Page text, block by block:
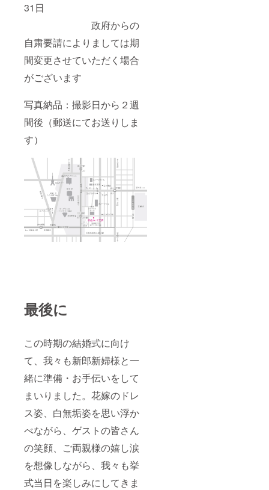
31日
政府からの
自粛要請によりましては期
間変更させていただく場合
がございます
写真納品：撮影日から２週
間後（郵送にてお送りしま
す）
最後に
この時期の結婚式に向け
て、我々も新郎新婦様と一
緒に準備・お手伝いをして
まいりました。花嫁のドレ
ス姿、白無垢姿を思い浮か
べながら、ゲストの皆さん
の笑顔、ご両親様の嬉し涙
を想像しながら、我々も挙
式当日を楽しみにしてきま